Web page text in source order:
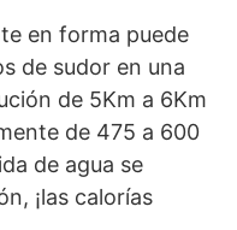
en forma puede
de sudor en una
de 5Km a 6Km
de 475 a 600
de agua se
¡las calorías